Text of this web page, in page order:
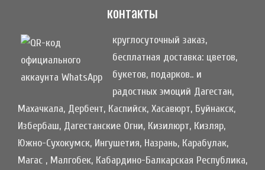
контакты
круглосуточный заказ,
бесплатная доставка: цветов,
букетов, подарков.. и
радостных эмоций Дагестан,
Махачкала, Дербент, Каспийск, Хасавюрт, Буйнакск,
Избербаш, Дагестанские Огни, Кизилюрт, Кизляр,
Южно-Сухокумск, Ингушетия, Назрань, Карабулак,
Магас , Малгобек, Кабардино-Балкарская Республика,